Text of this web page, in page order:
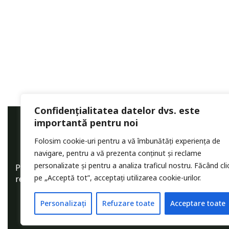
Confidențialitatea datelor dvs. este
importantă pentru noi
Folosim cookie-uri pentru a vă îmbunătăți experiența de
navigare, pentru a vă prezenta conținut și reclame
personalizate și pentru a analiza traficul nostru. Făcând
pe „Acceptă tot”, acceptați utilizarea cookie-urilor.
Personalizați Refuzare toate Acceptare toate
Pentru a crește șansele de succes, este
recomandat să consulți un specialist.